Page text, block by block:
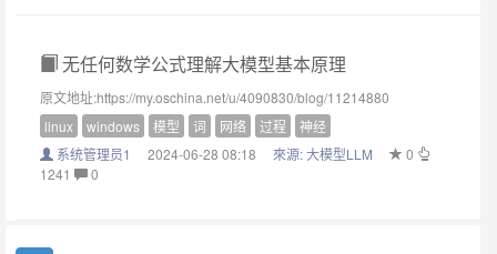
无任何数学公式理解大模型基本原理
原文地址:https://my.oschina.net/u/4090830/blog/11214880
linux
windows 模型 词 网络 过程
神经
系统管理员1
2024-06-28 08:18 來源:大模型LLM
0
1241
0